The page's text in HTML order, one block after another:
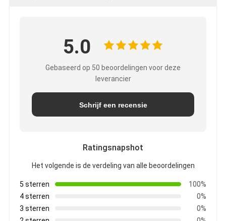
5.0
Gebaseerd op 50 beoordelingen voor deze
leverancier
Schrijf een recensie
Ratingsnapshot
Het volgende is de verdeling van alle beoordelingen
5 sterren
100%
4 sterren
0%
3 sterren
0%